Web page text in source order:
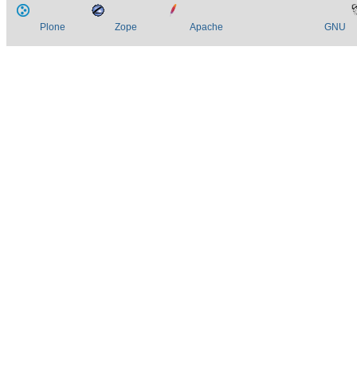
Plone Zope Apache GNU